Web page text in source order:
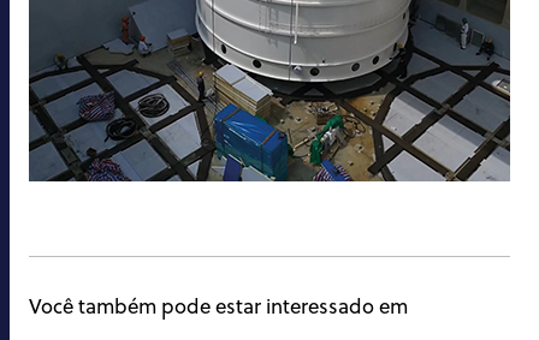
Você também pode estar interessado em